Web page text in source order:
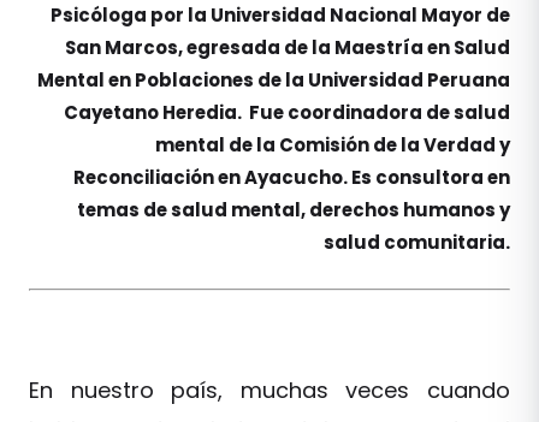
Psicóloga por la Universidad Nacional Mayor de
San Marcos, egresada de la Maestría en Salud
Mental en Poblaciones de la Universidad Peruana
Cayetano Heredia. Fue coordinadora de salud
mental de la Comisión de la Verdad y
Reconciliación en Ayacucho. Es consultora en
temas de salud mental, derechos humanos y
salud comunitaria.
En nuestro país, muchas veces cuando